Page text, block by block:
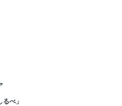
べ」